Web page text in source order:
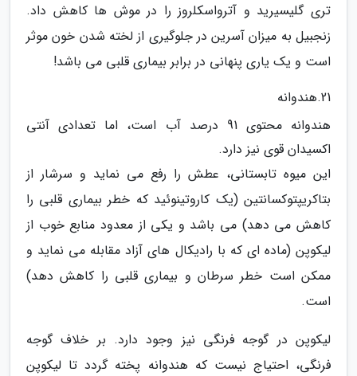
تری گلیسیرید و آترواسکلروز را در موش ها کاهش داد.
زنجبیل به میزان آسرین در جلوگیری از لخته شدن خون موثر
است و یک یاری پنهانی در برابر بیماری قلبی می باشد!
21.هندوانه
هندوانه محتوی 91 درصد آب است، اما تعدادی آنتی
اکسیدان قوی نیز دارد.
این میوه تابستانی، عطش را رفع می نماید و سرشار از
بتاکریپتوکسانتین (یک کاروتینوئید که خطر بیماری قلبی را
کاهش می دهد) می باشد و یکی از معدود منابع خوب از
لیکوپن (ماده ای که با رادیکال های آزاد مقابله می نماید و
ممکن است خطر سرطان و بیماری قلبی را کاهش دهد)
است.
لیکوپن در گوجه فرنگی نیز وجود دارد. بر خلاف گوجه
فرنگی، احتیاج نیست که هندوانه پخته گردد تا لیکوپن